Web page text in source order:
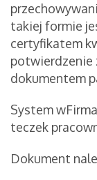
takiej formie
certyfikatem
potwierdzenie
dokumentem
System
teczek
Dokument